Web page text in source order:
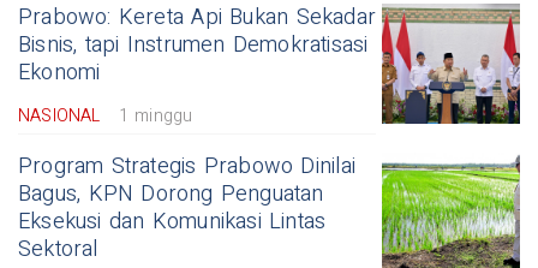
Prabowo: Kereta Api Bukan Sekadar
Bisnis, tapi Instrumen Demokratisasi
Ekonomi
NASIONAL 1 minggu
Program Strategis Prabowo Dinilai
Bagus, KPN Dorong Penguatan
Eksekusi dan Komunikasi Lintas
Sektoral